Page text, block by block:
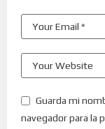
Guarda mi
navegador para la